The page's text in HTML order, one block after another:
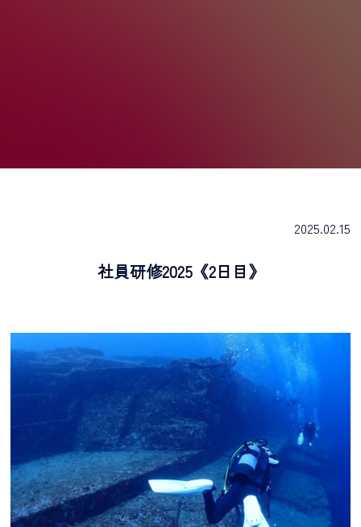
2025.02.15
社員研修2025《2日目》